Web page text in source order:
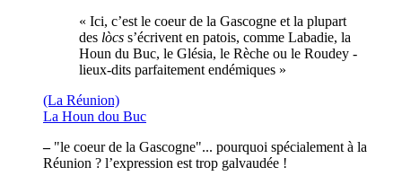
« Ici, c’est le coeur de la Gascogne et la plupart
des lòcs s’écrivent en patois, comme Labadie, la
Houn du Buc, le Glésia, le Rèche ou le Roudey -
lieux-dits parfaitement endémiques »
(La Réunion)
La Houn dou Buc
–"le coeur de la Gascogne"... pourquoi spécialement à la
Réunion ? l’expression est trop galvaudée !